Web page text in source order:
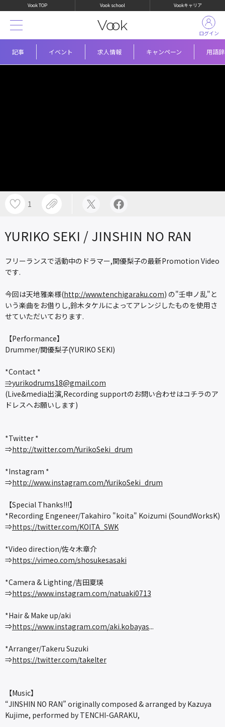
Vook TOP Vook school Vookキャリア
記事 イベント 求人情報 キャンペーン 用語
ログイン
1
YURIKO SEKI / JINSHIN NO RAN
フリーランスで活動中のドラマー,関優梨子の最新Promotion Video
です.
今回は天地雅楽様(http://www.tenchigaraku.com) の"壬申ノ乱"と
いう楽曲をお借りし,鈴木タケルによってアレンジしたものを使用さ
せていただいております.
【Performance】
Drummer/関優梨子(YURIKO SEKI)
*Contact *
⇒yurikodrums18@gmail.com
(Live&media出演,Recording supportのお問い合わせはコチラのア
ドレスへお願いします)
*Twitter *
⇒http://twitter.com/YurikoSeki_drum
*Instagram *
⇒http://www.instagram.com/YurikoSeki_drum
【Special Thanks!!!】
*Recording Engeneer/Takahiro "koita" Koizumi (SoundWorksK)
⇒https://twitter.com/KOITA_SWK
*Video direction/佐々木章介
⇒https://vimeo.com/shosukesasaki
*Camera & Lighting/吉田夏瑛
⇒https://www.instagram.com/natuaki0713
*Hair & Make up/aki
⇒https://www.instagram.com/aki.kobayas...
*Arranger/Takeru Suzuki
⇒https://twitter.com/takelter
【Music】
“JINSHIN NO RAN” originally composed & arranged by Kazuya
Kujime, performed by TENCHI-GARAKU,